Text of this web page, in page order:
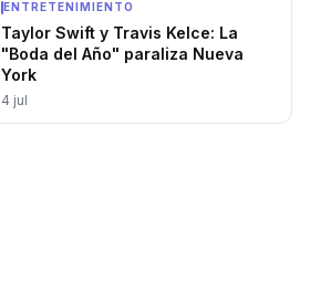
ENTRETENIMIENTO
Taylor Swift y Travis Kelce: La
"Boda del Año" paraliza Nueva
York
4 jul